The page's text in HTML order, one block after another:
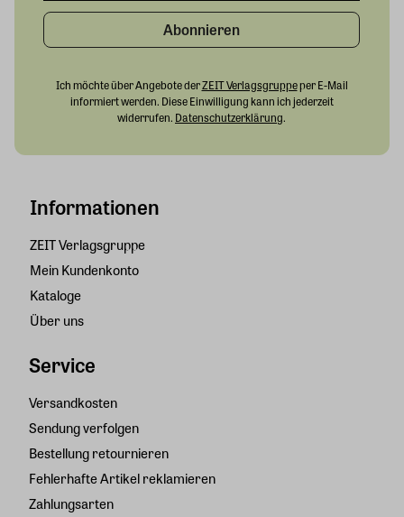
Informationen
ZEIT Verlagsgruppe
Mein Kundenkonto
Kataloge
Über uns
Service
Versandkosten
Sendung verfolgen
Bestellung retournieren
Fehlerhafte Artikel reklamieren
Zahlungsarten
Abonnieren
Ich möchte über Angebote derZEIT Verlagsgruppeper E-Mail
informiert werden. Diese Einwilligung kann ich jederzeit
widerrufen. Datenschutzerklärung.